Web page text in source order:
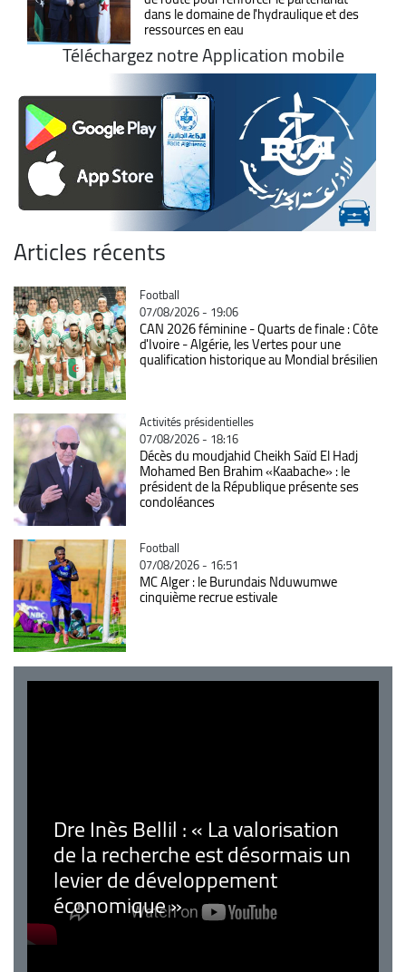
dans le domaine de l'hydraulique et des
ressources en eau
Téléchargez notre Application mobile
Articles récents
Catégorie
Football
07/08/2026 - 19:06
CAN 2026 féminine - Quarts de finale : Côte
d'Ivoire - Algérie, les Vertes pour une
qualification historique au Mondial brésilien
Catégorie
Activités présidentielles
07/08/2026 - 18:16
Décès du moudjahid Cheikh Saïd El Hadj
Mohamed Ben Brahim «Kaabache» : le
président de la République présente ses
condoléances
Catégorie
Football
07/08/2026 - 16:51
MC Alger : le Burundais Nduwumwe
cinquième recrue estivale
Dre Inès Bellil : « La valorisation
de la recherche est désormais un
levier de développement
économique »